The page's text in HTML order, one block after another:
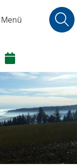
Menü